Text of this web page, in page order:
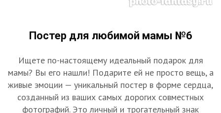
Постер для любимой мамы №6
Ищете по-настоящему идеальный подарок для
мамы? Вы его нашли! Подарите ей не просто вещь, а
живые эмоции — уникальный постер в форме сердца,
созданный из ваших самых дорогих совместных
фотографий. Это личный и трогательный знак